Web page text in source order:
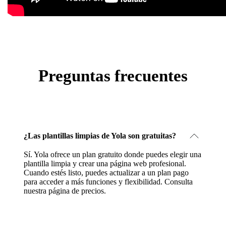
Preguntas frecuentes
¿Las plantillas limpias de Yola son gratuitas?
Sí. Yola ofrece un plan gratuito donde puedes elegir una
plantilla limpia y crear una página web profesional.
Cuando estés listo, puedes actualizar a un plan pago
para acceder a más funciones y flexibilidad. Consulta
nuestra página de precios.